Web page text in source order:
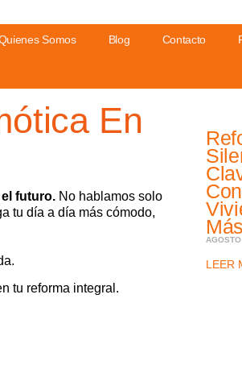
Somos Blog Contacto
En
futuro. No hablamos solo
tu día a día más cómodo,
tu reforma integral.
LEER